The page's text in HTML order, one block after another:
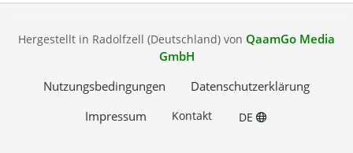
Hergestellt in Radolfzell (Deutschland) von QaamGo Media
GmbH
Nutzungsbedingungen
Datenschutzerklärung
Impressum
Kontakt DE